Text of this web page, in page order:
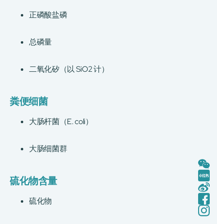
正磷酸盐磷
总磷量
二氧化矽（以 SiO2 计）
粪便细菌
大肠杆菌（E. coli）
大肠细菌群
硫化物含量
硫化物